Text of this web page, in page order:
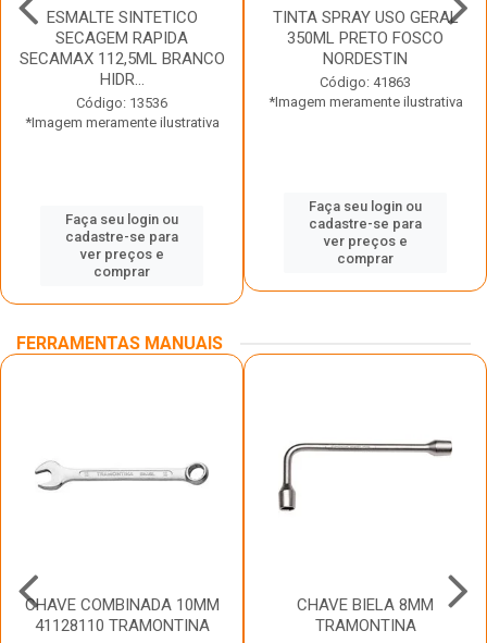
ESMALTE SINTETICO
SECAGEM RAPIDA
SECAMAX 112,5ML BRANCO
HIDR...
Código: 13536
*Imagem meramente ilustrativa
Faça seu login ou
cadastre-se para
ver preços e
comprar
TINTA SPRAY USO GERAL
350ML PRETO FOSCO
NORDESTIN
Código: 41863
*Imagem meramente ilustrativa
Faça seu login ou
cadastre-se para
ver preços e
comprar
FERRAMENTAS MANUAIS
CHAVE COMBINADA 10MM
41128110 TRAMONTINA
CHAVE BIELA 8MM
TRAMONTINA